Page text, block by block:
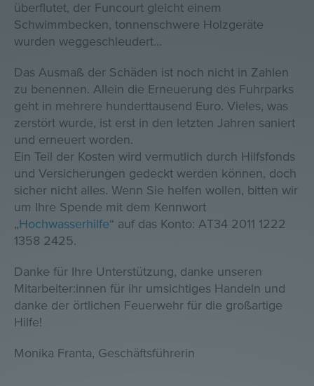
überflutet, der Funcourt gleicht einem
Schwimmbecken, tonnenschwere Holzgeräte
wurden weggeschleudert…
Das Ausmaß der Schäden ist noch nicht in Zahlen
zu benennen. Allein die Erneuerung des Fuhrparks
geht in mehrere hunderttausend Euro. Vieles, was
zerstört wurde, ist erst in den letzten Jahren saniert
und erneuert worden.
Ein Teil der Kosten wird vermutlich durch Hilfsfonds
und Versicherungen gedeckt werden können, doch
sicher nicht alles. Wenn Sie helfen wollen, bitten wir
um Ihre Spende mit dem Kennwort
„Hochwasserhilfe“ auf das Konto: AT34 2011 1222
1358 2425.
Danke für Ihre Unterstützung, danke unseren
Mitarbeiter:innen für ihr umsichtiges Handeln und
danke der örtlichen Feuerwehr für die großartige
Hilfe!
Monika Franta, Geschäftsführerin